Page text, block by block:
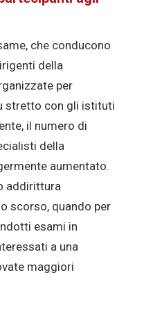
che conducono
della
per
stretto con gli istituti
il numero di
della
aumentato.
addirittura
scorso, quando per
esami in
a una
maggiori